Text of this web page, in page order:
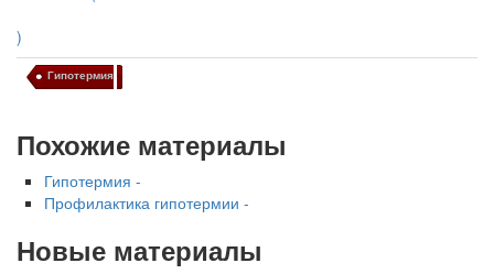
)
Гипотермия
Похожие материалы
Гипотермия -
Профилактика гипотермии -
Новые материалы